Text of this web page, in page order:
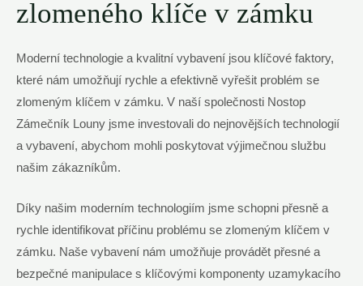
zlomeného klíče v zámku
Moderní technologie a kvalitní vybavení jsou klíčové faktory,
které nám umožňují rychle a efektivně vyřešit problém se
zlomeným klíčem v zámku. V naší společnosti Nostop
Zámečník Louny jsme investovali do nejnovějších technologií
a vybavení, abychom mohli poskytovat výjimečnou službu
našim zákazníkům.
Díky našim moderním technologiím jsme schopni přesně a
rychle identifikovat příčinu problému se zlomeným klíčem v
zámku. Naše vybavení nám umožňuje provádět přesné a
bezpečné manipulace s klíčovými komponenty uzamykacího